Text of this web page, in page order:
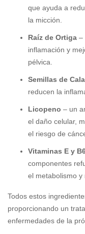
que ayuda a
la micción.
Raíz de Ortiga –
inflamación y
pélvica.
Semillas de
reducen la
Licopeno – un
el daño celular,
el riesgo de
Vitaminas E y
componentes
el metabolismo y
Todos estos
proporcionando un
enfermedades de la